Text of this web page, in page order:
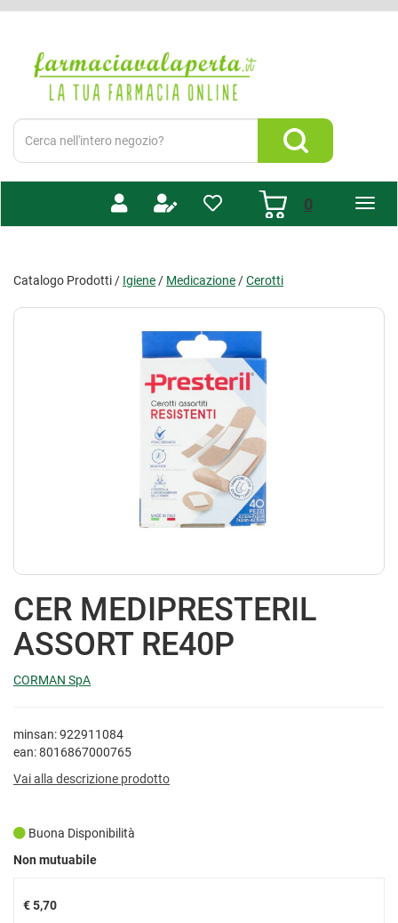
principale
Valaperta
Cerca
Prodotto
Cerca Prodotto
0prodotti
Catalogo Prodotti / Igiene / Medicazione /Cerotti
CER MEDIPRESTERIL
ASSORT RE40P
CORMAN SpA
minsan: 922911084
ean: 8016867000765
Vai alla descrizione prodotto
Buona Disponibilità
Non mutuabile
Prezzo
€ 5,70